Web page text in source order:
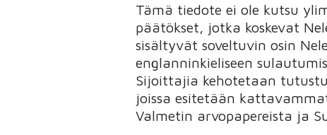
Tämä tiedote ei ole kutsu
päätökset, jotka koskevat
sisältyvät soveltuvin osin
englanninkieliseen
Sijoittajia kehotetaan
joissa esitetään
Valmetin arvopapereista ja